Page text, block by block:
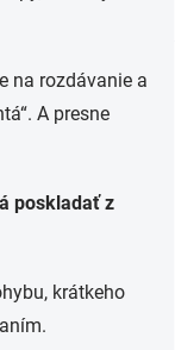
na rozdávanie a
A presne
poskladať z
krátkeho